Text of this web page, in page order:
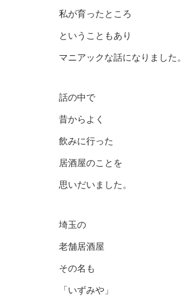
私が育ったところ
ということもあり
マニアックな話になりました。
話の中で
昔からよく
飲みに行った
居酒屋のことを
思いだいました。
埼玉の
老舗居酒屋
その名も
「いずみや」